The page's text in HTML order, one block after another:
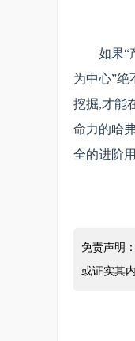
如果“
为中心”绝
挖掘,才能
命力的哈
全的进阶
免责声明
或证实其